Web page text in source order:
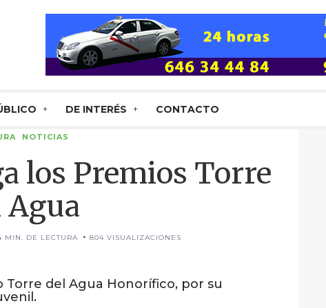
DE INTERÉS CONTACTO
NOTICIAS
los Premios Torre
Agua
MIN. DE LECTURA 804 VISUALIZACIONES
Torre del Agua Honorífico, por su